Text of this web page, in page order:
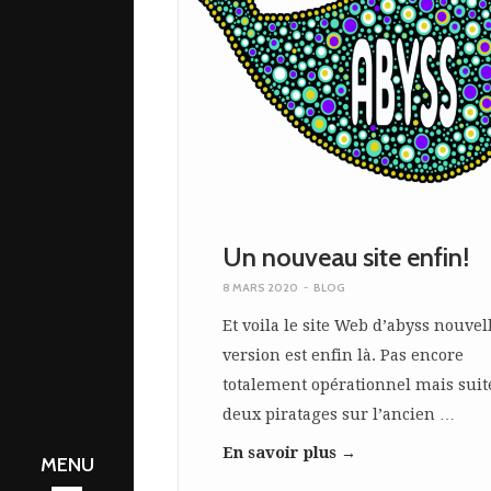
Un nouveau site enfin!
8 MARS 2020 - BLOG
Et voila le site Web d’abyss
version est enfin là. Pas encore
totalement opérationnel mais
deux piratages sur l’ancien …
En savoir plus →